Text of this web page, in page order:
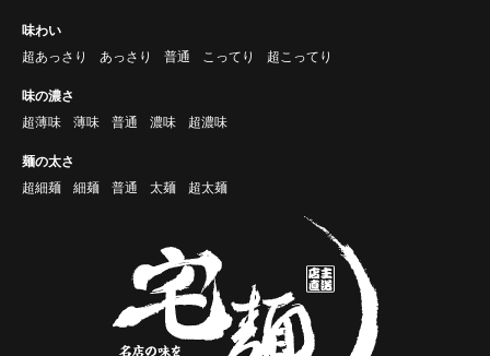
味わい
超あっさり
あっさり 普通 こってり 超こってり
味の濃さ
超薄味
薄味 普通 濃味 超濃味
麺の太さ
超細麺
細麺 普通 太麺 超太麺